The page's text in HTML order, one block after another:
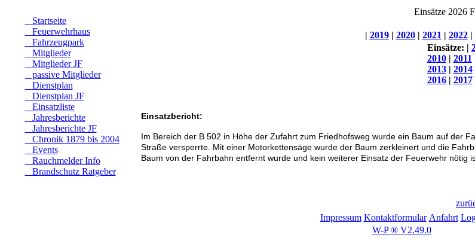
Startseite
Feuerwehrhaus
Fahrzeugpark
Mitglieder
Mitglieder JF
passive Mitglieder
Dienstplan
Dienstplan JF
Einsatzliste
Jahresberichte
Jahresberichte JF
Chronik 1879 bis 2004
Events
Rauchmelder Info
Brandschutz Ratgeber
Einsätze 2026
| 2019| 2020| 2021 | 2022|
Einsätze: |
2010| 2011
2013| 2014
2016| 2017
Einsatzbericht:
Im Bereich der B 502 in Höhe der Zufahrt zum Friedhofsweg wurde ein Baum auf der
Straße versperrte. Mit einer Motorkettensäge wurde der Baum zerkleinert und die
Baum von der Fahrbahn entfernt wurde und kein weiterer Einsatz der Feuerwehr nötig
Impressum Kontaktformular Anfahrt
W-P ® V2.49.0